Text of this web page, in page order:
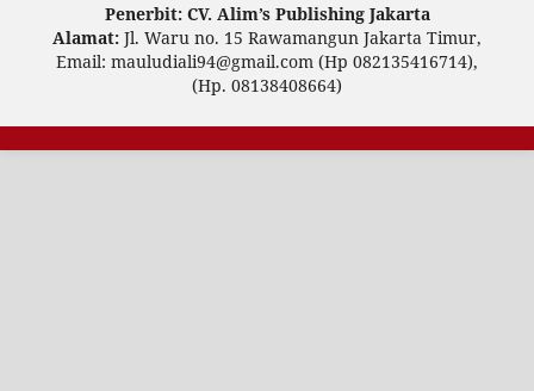
Penerbit: CV. Alim’s Publishing Jakarta
Alamat: Jl. Waru no. 15 Rawamangun Jakarta Timur,
Email: mauludiali94@gmail.com (Hp 082135416714),
(Hp. 08138408664)